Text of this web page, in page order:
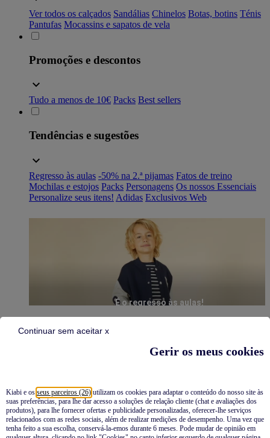
Gerir os meus cookies
Kiabi e os seus parceiros (26) utilizam os cookies para adaptar o conteúdo do nosso site às
suas preferências, para lhe dar acesso a soluções de relação cliente (chat e avaliações dos
produtos), para lhe fornecer ofertas e publicidade personalizadas, oferecer-lhe serviços
relacionados com as redes sociais, além de realizar medições de desempenho. Uma vez que
tenha feito a sua escolha, conservá-la-emos durante 6 meses. Pode mudar de opinião em
Continuar sem aceitar x
Ver todos os calçados Sandálias Chinelos Botas, botins Ténis
Pantufas Mocassins e sapatos de vela
Promoções e descontos
Tudo a menos de 10€ Packs Best sellers
Tendências e sugestões
Regresso às aulas -50% na 2.ª pijamas Fatos de treino
Mochilas e estojos Packs Personagens Os nossos Essenciais
Personalize seus itens! Adidas Exclusivos Web
É o regresso às aulas!
Pijamas
Novidades